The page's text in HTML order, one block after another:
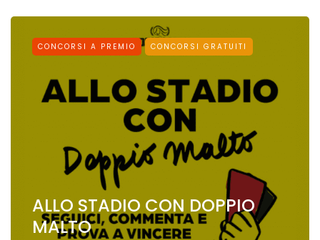
CONCORSI A PREMIO CONCORSI GRATUITI
ALLO STADIO CON DOPPIO
MALTO